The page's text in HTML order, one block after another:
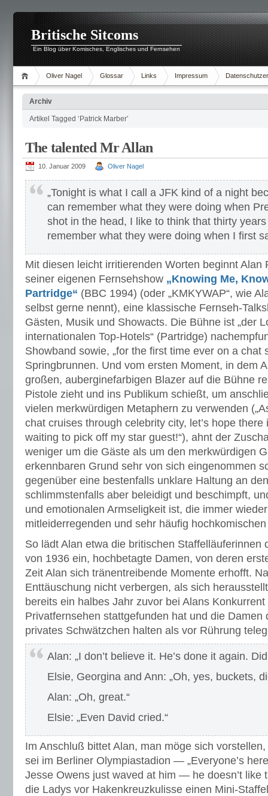
Britische Sitcoms
Ein Blog über Komisches, Englisches und Fernsehen
Oliver Nagel Glossar Links Impressum
Archiv
Artikel Tagged ‘Patrick Marber’
The talented Mr Allan
10. Januar 2009 Oliver Nagel
„Tonight is what I call a JFK kind of a night
can remember what they were doing when
shot in the head, I like to think that thirty
remember what they were doing when I first
Mit diesen leicht irritierenden Worten beginnt Alan
seiner eigenen Fernsehshow „Knowing Me,
Partridge“ (BBC 1994) (oder „KMKYWAP“, wie
selbst gerne nennt), eine klassische Fernseh-
Gästen, Musik und Showacts. Die Bühne ist „der
internationalen Top-Hotels“ (Partridge)
Showband sowie, „for the first time ever on a chat
Springbrunnen. Und vom ersten Moment, in dem
großen, auberginefarbigen Blazer auf die Bühne
Pistole zieht und ins Publikum schießt, um
vielen merkwürdigen Metaphern zu verwenden
chat cruises through celebrity city, let’s hope there
waiting to pick off my star guest!“), ahnt der
weniger um die Gäste als um den merkwürdigen
erkennbaren Grund sehr von sich eingenommen
gegenüber eine bestenfalls unklare Haltung an
schlimmstenfalls aber beleidigt und beschimpft,
und emotionalen Armseligkeit ist, die immer
mitleiderregenden und sehr häufig
So lädt Alan etwa die britischen Staffelläuferinnen
von 1936 ein, hochbetagte Damen, von deren
Zeit Alan sich tränentreibende Momente erhofft.
Enttäuschung nicht verbergen, als sich
bereits ein halbes Jahr zuvor bei Alans
Privatfernsehen stattgefunden hat und die Damen
privates Schwätzchen halten als vor Rührung
Alan: „I don’t believe it. He’s done it again.
Elsie, Georgina and Ann: „Oh, yes, buckets,
Alan: „Oh, great.“
Elsie: „Even David cried.“
Im Anschluß bittet Alan, man möge sich
sei im Berliner Olympiastadion — „Everyone’s
Jesse Owens just waved at him — he doesn’t like
die Ladys vor Hakenkreuzkulisse einen Mini-